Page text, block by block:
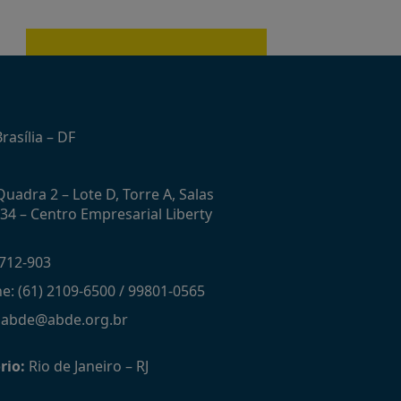
– DF
2 – Lote D, Torre A, Salas
– Centro Empresarial Liberty
903
(61) 2109-6500 / 99801-0565
Rio de Janeiro – RJ